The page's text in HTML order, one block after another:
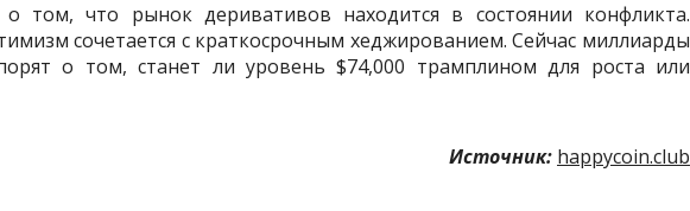
том, что рынок деривативов находится в состоянии конфликта.
сочетается с краткосрочным хеджированием. Сейчас миллиарды
о том, станет ли уровень $74,000 трамплином для роста или
Источник: happycoin.club